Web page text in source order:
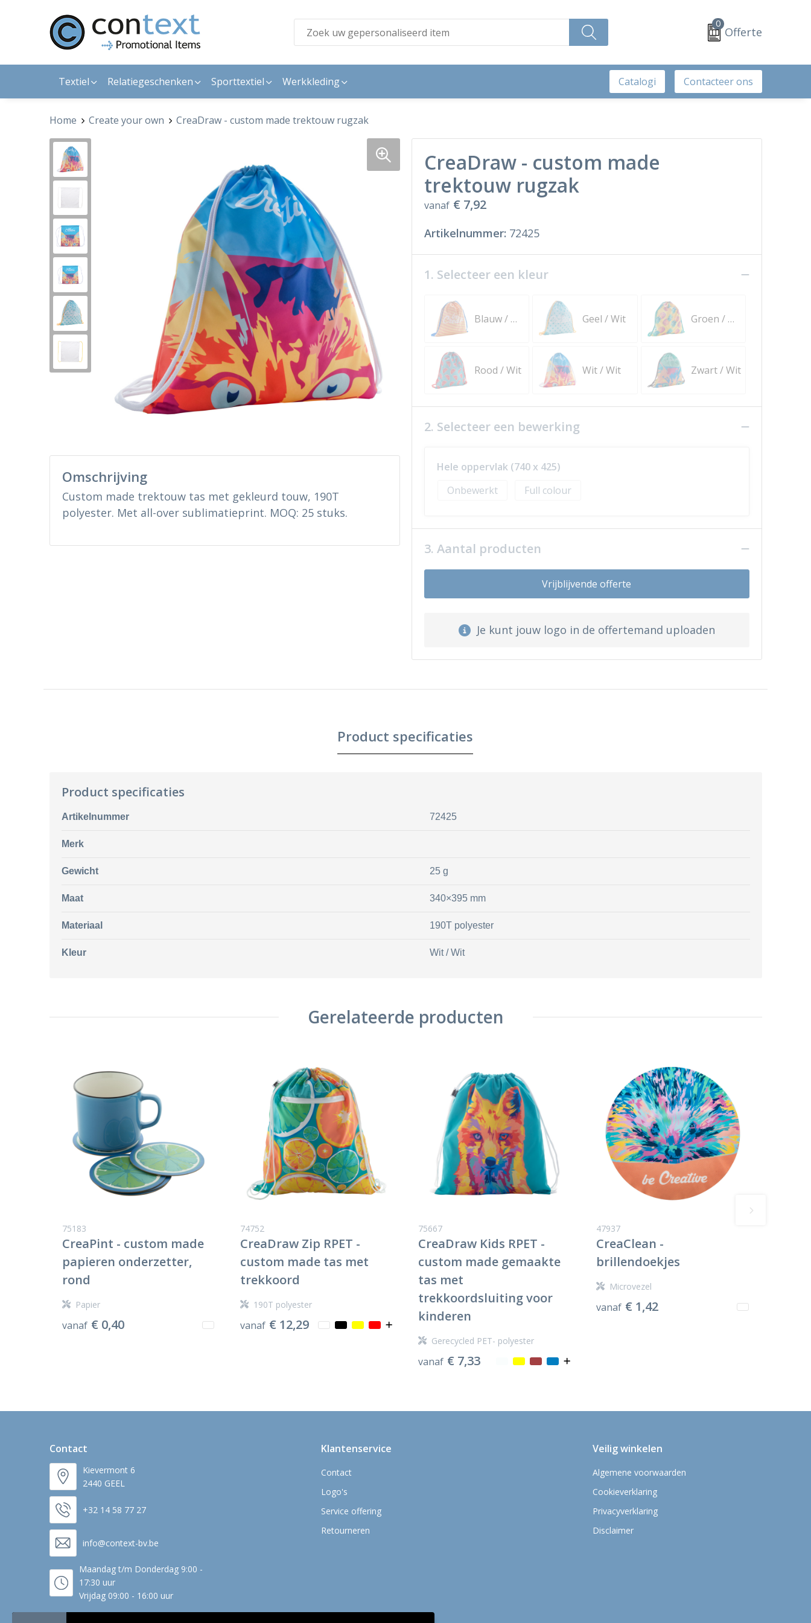
0
Offerte
Textiel Relatiegeschenken Sporttextiel Werkkleding Catalogi Contacteer ons
Home Create your own CreaDraw - custom made trektouw rugzak
Omschrijving
Custom made trektouw tas met gekleurd touw, 190T
polyester. Met all-over sublimatieprint. MOQ: 25 stuks.
CreaDraw - custom made
trektouw rugzak
vanaf € 7,92
Artikelnummer: 72425
1. Selecteer een kleur
Blauw / Wit Geel / Wit Groen / Wit
Rood / Wit Wit / Wit Zwart / Wit
2. Selecteer een bewerking
Hele oppervlak (740 x 425)
Onbewerkt
Full colour
3. Aantal producten
Vrijblijvende offerte
Je kunt jouw logo in de offertemand uploaden
Product specificaties
Product specificaties
Artikelnummer 72425
Merk
Gewicht 25 g
Maat 340×395 mm
Materiaal 190T polyester
Kleur Wit / Wit
Gerelateerde producten
75183
CreaPint - custom made
papieren onderzetter,
rond
Papier
vanaf € 0,40
74752
CreaDraw Zip RPET -
custom made tas met
trekkoord
190T polyester
vanaf € 12,29
75667
CreaDraw Kids RPET -
custom made gemaakte
tas met
trekkoordsluiting voor
kinderen
Gerecycled PET- polyester
vanaf € 7,33
47937
CreaClean -
brillendoekjes
Microvezel
vanaf € 1,42
Contact
Kievermont 6
2440 GEEL
+32 14 58 77 27
info@context-bv.be
Maandag t/m Donderdag 9:00 -
17:30 uur
Vrijdag 09:00 - 16:00 uur
Klantenservice
Contact
Logo's
Service offering
Retourneren
Veilig winkelen
Algemene voorwaarden
Cookieverklaring
Privacyverklaring
Disclaimer